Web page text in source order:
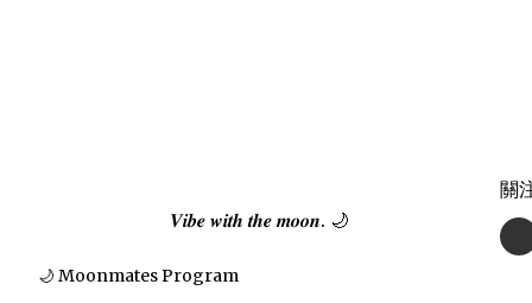
𝑽𝒊𝒃𝒆 𝒘𝒊𝒕𝒉 𝒕𝒉𝒆 𝒎𝒐𝒐𝒏. 🌙
🌙 Moonmates Program
關